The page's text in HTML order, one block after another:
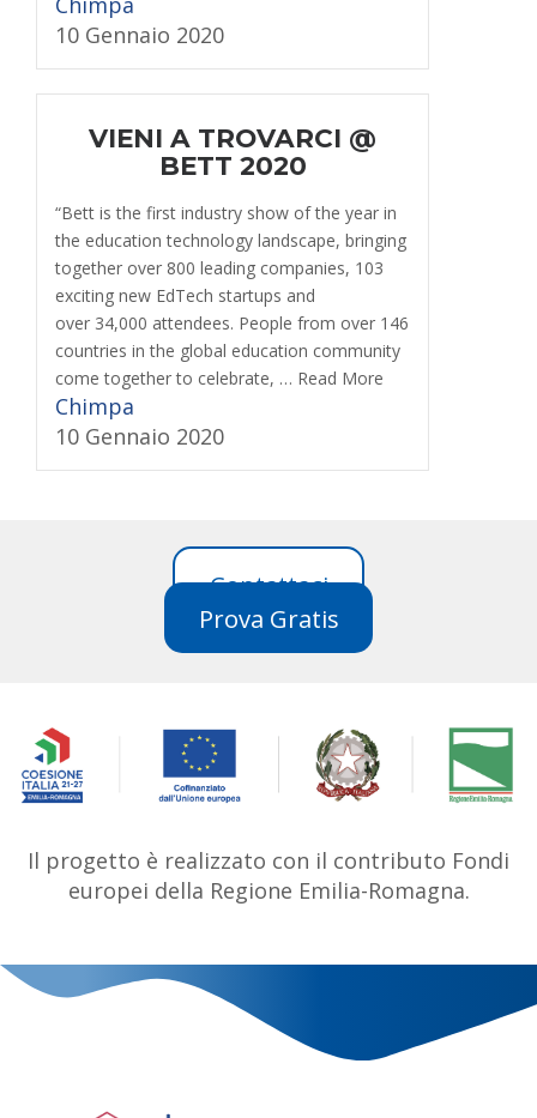
10 Gennaio 2020
VIENI A TROVARCI @
BETT 2020
“Bett is the first industry show of the year in
the education technology landscape, bringing
together over 800 leading companies, 103
exciting new EdTech startups and
over 34,000 attendees. People from over 146
countries in the global education community
come together to celebrate, … Read More
Chimpa
10 Gennaio 2020
Contattaci
Prova Gratis
Il progetto è realizzato con il contributo Fondi
europei della Regione Emilia-Romagna.